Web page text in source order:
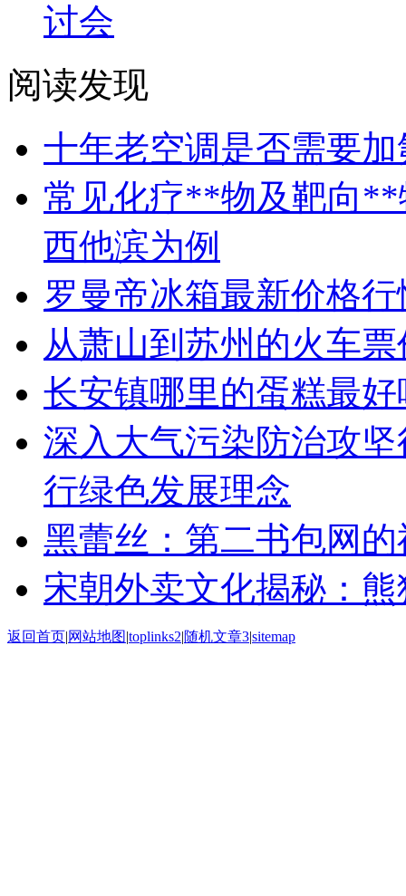
讨会
阅读发现
十年老空调是否需要
常见化疗**物及靶向**
西他滨为例
罗曼帝冰箱最新价格
从萧山到苏州的火车
长安镇哪里的蛋糕最
深入大气污染防治攻
行绿色发展理念
黑蕾丝：第二书包网
宋朝外卖文化揭秘：
返回首页|网站地图|toplinks2|随机文章3|sitemap